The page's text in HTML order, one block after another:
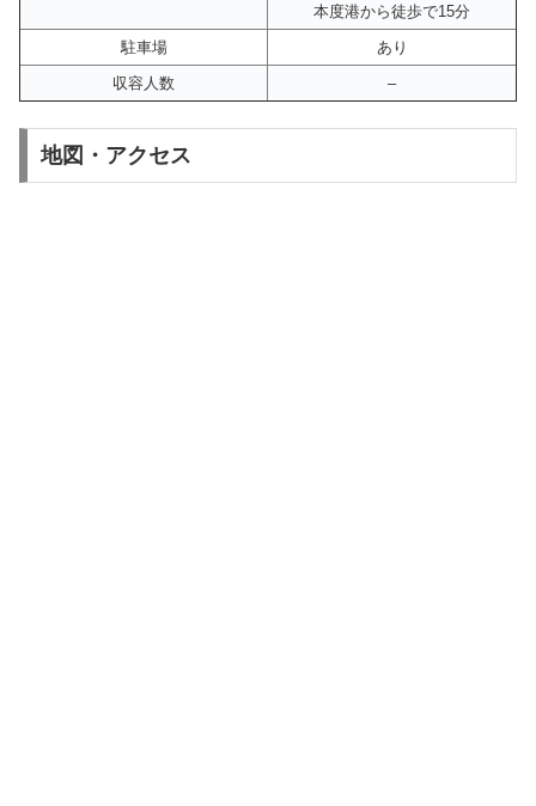
本度港から徒歩で15分
駐車場
あり
収容人数
–
地図・アクセス